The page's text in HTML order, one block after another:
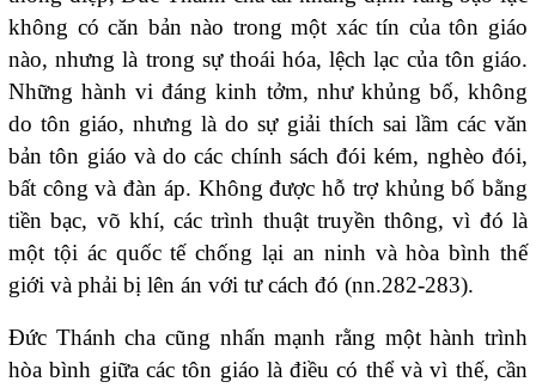
không có căn bản nào trong một xác tín của tôn giáo
nào, nhưng là trong sự thoái hóa, lệch lạc của tôn giáo.
Những hành vi đáng kinh tởm, như khủng bố, không
do tôn giáo, nhưng là do sự giải thích sai lầm các văn
bản tôn giáo và do các chính sách đói kém, nghèo đói,
bất công và đàn áp. Không được hỗ trợ khủng bố bằng
tiền bạc, võ khí, các trình thuật truyền thông, vì đó là
một tội ác quốc tế chống lại an ninh và hòa bình thế
giới và phải bị lên án với tư cách đó (nn.282-283).
Đức Thánh cha cũng nhấn mạnh rằng một hành trình
hòa bình giữa các tôn giáo là điều có thể và vì thế, cần